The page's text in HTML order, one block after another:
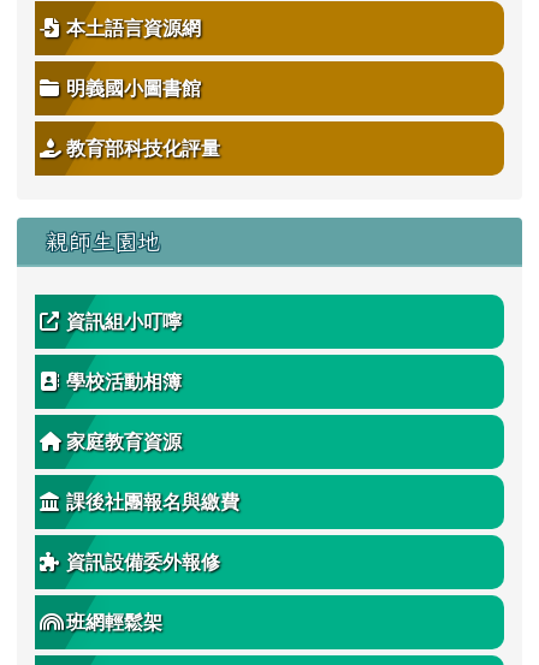
本土語言資源網
明義國小圖書館
教育部科技化評量
親師生園地
資訊組小叮嚀
學校活動相簿
家庭教育資源
課後社團報名與繳費
資訊設備委外報修
班網輕鬆架